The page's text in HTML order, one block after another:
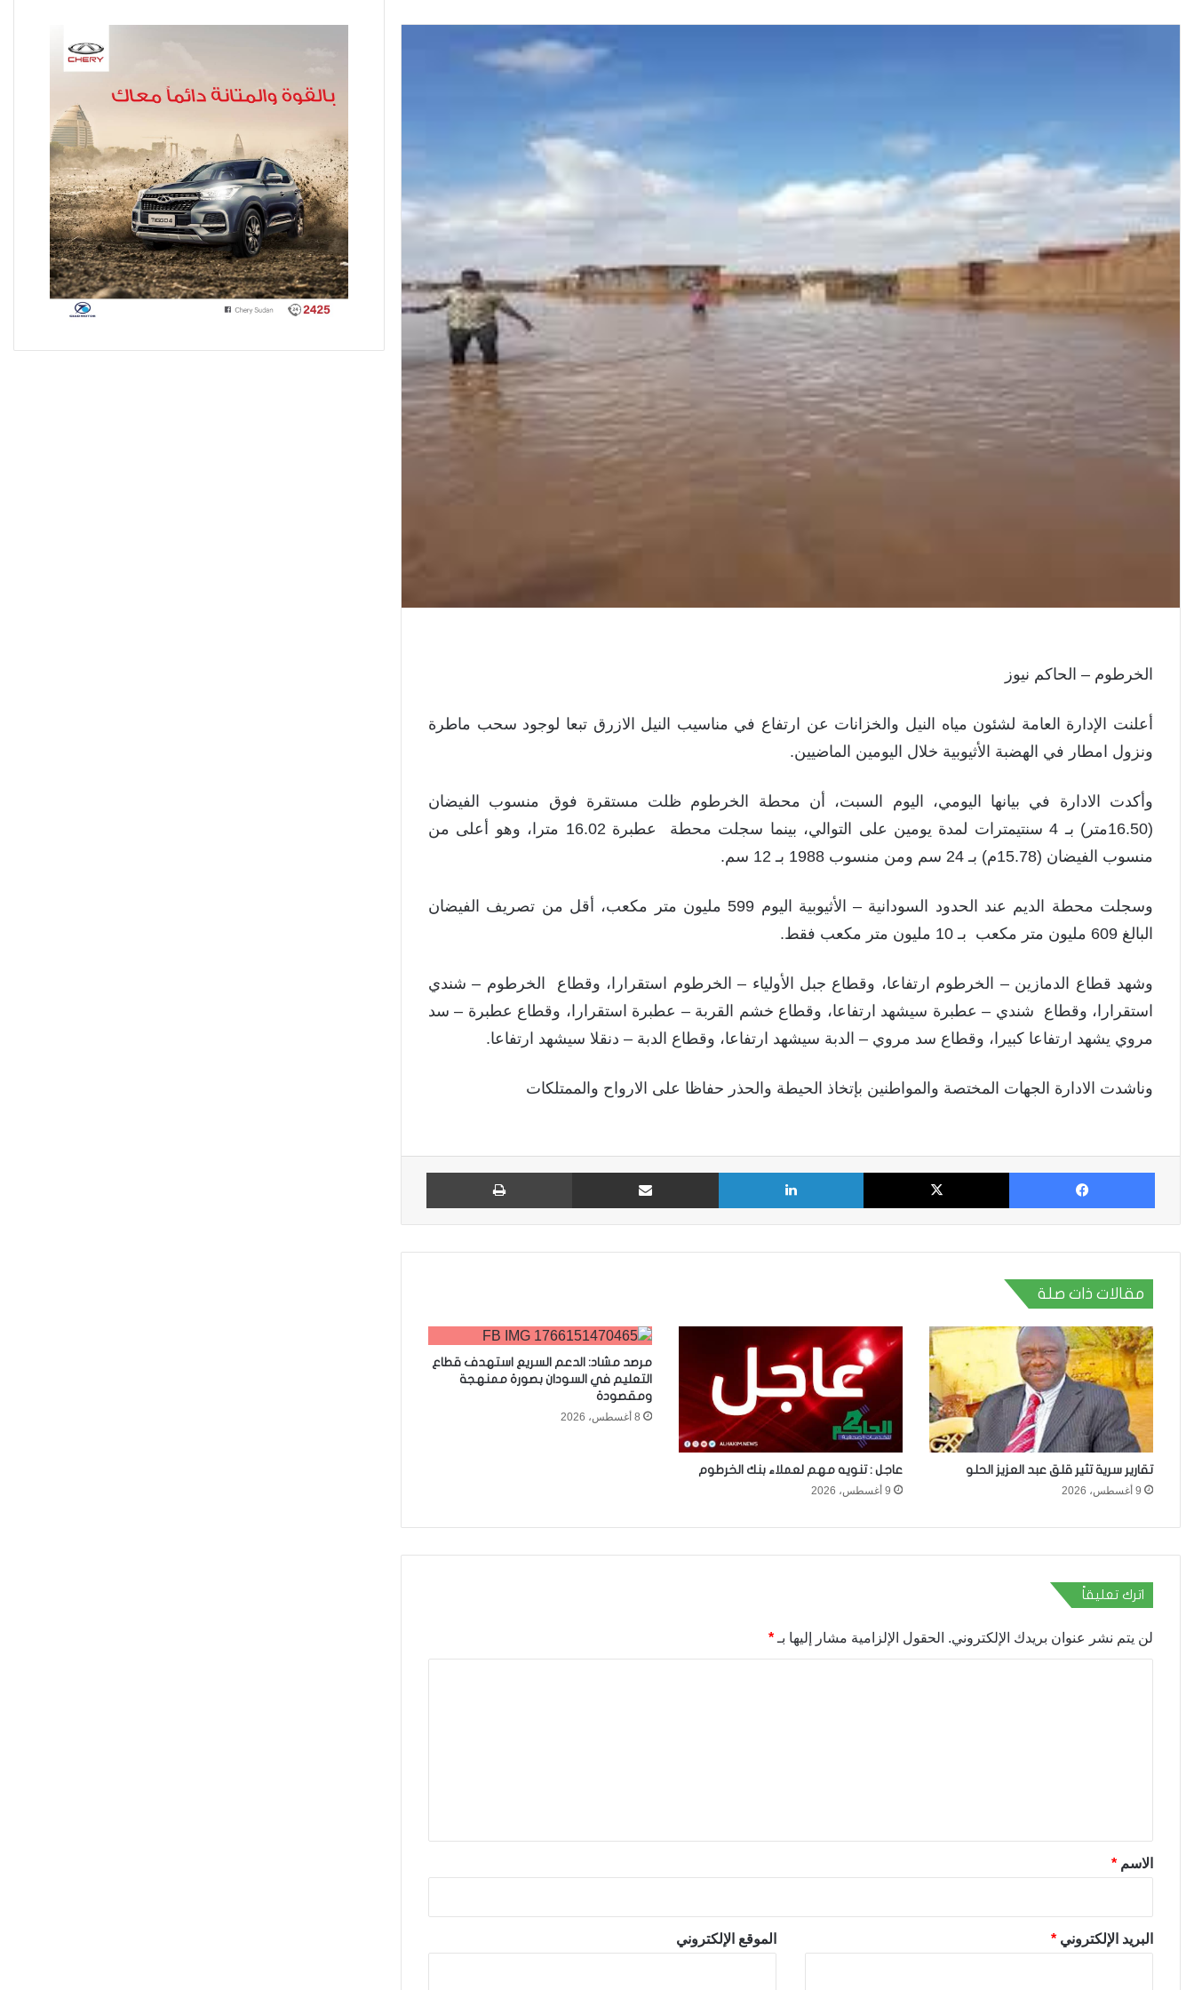
الخرطوم – الحاكم نيوز
أعلنت الإدارة العامة لشئون مياه النيل والخزانات عن ارتفاع في مناسيب النيل الازرق تبعا لوجود سحب ماطرة
ونزول امطار في الهضبة الأثيوبية خلال اليومين الماضيين.
وأكدت الادارة في بيانها اليومي، اليوم السبت، أن محطة الخرطوم ظلت مستقرة فوق منسوب الفيضان
(16.50متر) بـ 4 سنتيمترات لمدة يومين على التوالي، بينما سجلت محطة عطبرة 16.02 مترا، وهو أعلى من
منسوب الفيضان (15.78م) بـ 24 سم ومن منسوب 1988 بـ 12 سم.
وسجلت محطة الديم عند الحدود السودانية – الأثيوبية اليوم 599 مليون متر مكعب، أقل من تصريف الفيضان
البالغ 609 مليون متر مكعب بـ 10 مليون متر مكعب فقط.
وشهد قطاع الدمازين – الخرطوم ارتفاعا، وقطاع جبل الأولياء – الخرطوم استقرارا، وقطاع الخرطوم – شندي
استقرارا، وقطاع شندي – عطبرة سيشهد ارتفاعا، وقطاع خشم القربة – عطبرة استقرارا، وقطاع عطبرة – سد
مروي يشهد ارتفاعا كبيرا، وقطاع سد مروي – الدبة سيشهد ارتفاعا، وقطاع الدبة – دنقلا سيشهد ارتفاعا.
وناشدت الادارة الجهات المختصة والمواطنين بإتخاذ الحيطة والحذر حفاظا على الارواح والممتلكات
فيسبوك X لينكدإن مشاركة عبر البريد طباعة
مقالات ذات صلة
تقارير سرية تثير قلق عبد العزيز الحلو
9 أغسطس، 2026
عاجل : تنويه مهم لعملاء بنك الخرطوم
9 أغسطس، 2026
مرصد مشاد: الدعم السريع استهدف قطاع
التعليم في السودان بصورة ممنهجة
ومقصودة
8 أغسطس، 2026
اترك تعليقاً
لن يتم نشر عنوان بريدك الإلكتروني. الحقول الإلزامية مشار إليها بـ *
*الاسم *
البريد الإلكتروني * الموقع الإلكتروني